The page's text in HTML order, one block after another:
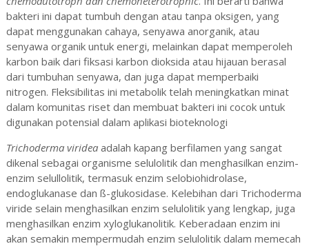
bakteri ini dapat tumbuh dengan atau tanpa oksigen, yang
dapat menggunakan cahaya, senyawa anorganik, atau
senyawa organik untuk energi, melainkan dapat memperoleh
karbon baik dari fiksasi karbon dioksida atau hijauan berasal
dari tumbuhan senyawa, dan juga dapat memperbaiki
nitrogen. Fleksibilitas ini metabolik telah meningkatkan minat
dalam komunitas riset dan membuat bakteri ini cocok untuk
digunakan potensial dalam aplikasi bioteknologi
Trichoderma virideaadalah kapang berfilamen yang sangat
dikenal sebagai organisme selulolitik dan menghasilkan enzim-
enzim selullolitik, termasuk enzim selobiohidrolase,
endoglukanase dan ß-glukosidase. Kelebihan dari Trichoderma
viride selain menghasilkan enzim selulolitik yang lengkap, juga
menghasilkan enzim xyloglukanolitik. Keberadaan enzim ini
akan semakin mempermudah enzim selulolitik dalam memecah